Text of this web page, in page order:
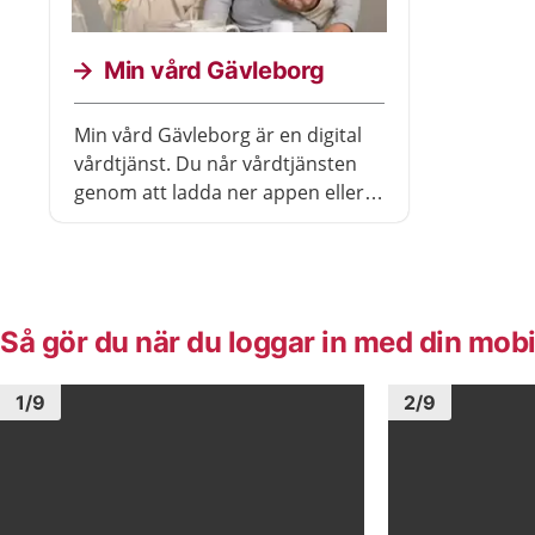
Min vård Gävleborg
Min vård Gävleborg är en digital
vårdtjänst. Du når vårdtjänsten
genom att ladda ner appen eller
Så gör du när du loggar in med din
Bild1
1/9 Bild1
2/9